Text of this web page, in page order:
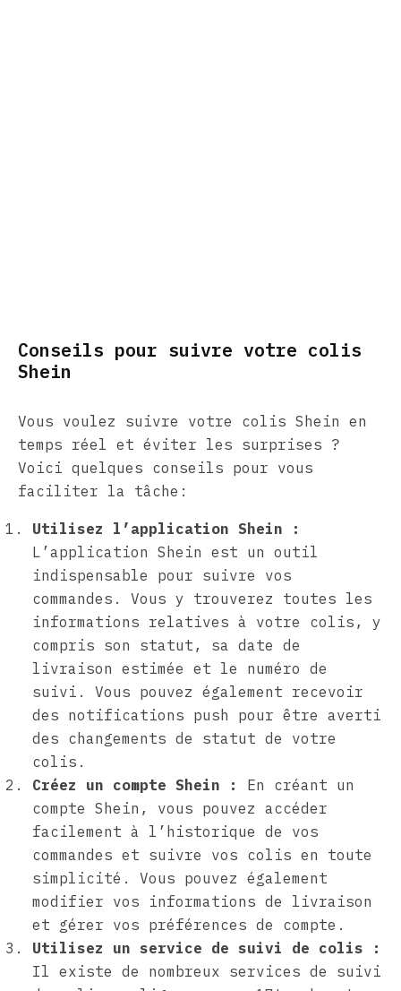
Conseils pour suivre votre colis
Shein
Vous voulez suivre votre colis Shein en
temps réel et éviter les surprises ?
Voici quelques conseils pour vous
faciliter la tâche:
Utilisez l’application Shein :
L’application Shein est un outil
indispensable pour suivre vos
commandes. Vous y trouverez toutes les
informations relatives à votre colis, y
compris son statut, sa date de
livraison estimée et le numéro de
suivi. Vous pouvez également recevoir
des notifications push pour être averti
des changements de statut de votre
colis.
Créez un compte Shein :
En créant un
compte Shein, vous pouvez accéder
facilement à l’historique de vos
commandes et suivre vos colis en toute
simplicité. Vous pouvez également
modifier vos informations de livraison
et gérer vos préférences de compte.
Utilisez un service de suivi de colis :
Il existe de nombreux services de suivi